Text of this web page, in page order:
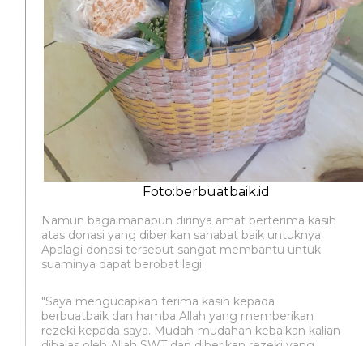
Foto:berbuatbaik.id
Namun bagaimanapun dirinya amat berterima kasih
atas donasi yang diberikan sahabat baik untuknya.
Apalagi donasi tersebut sangat membantu untuk
suaminya dapat berobat lagi.
"Saya mengucapkan terima kasih kepada
berbuatbaik dan hamba Allah yang memberikan
rezeki kepada saya. Mudah-mudahan kebaikan kalian